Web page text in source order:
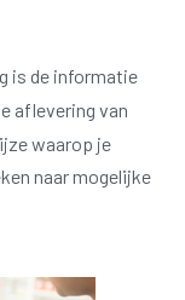
is de informatie
aflevering van
waarop je
naar mogelijke